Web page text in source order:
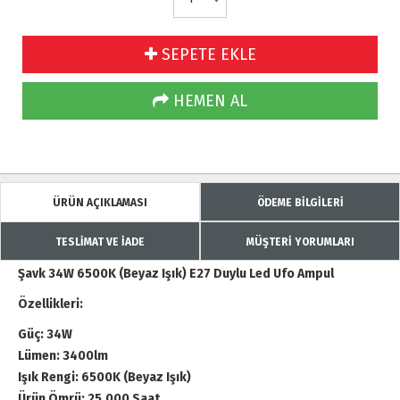
SEPETE EKLE
HEMEN AL
ÜRÜN AÇIKLAMASI ÖDEME BİLGİLERİ
TESLİMAT VE İADE MÜŞTERİ YORUMLARI
Şavk 34W 6500K (Beyaz Işık) E27 Duylu Led Ufo Ampul
Özellikleri:
Güç: 34W
Lümen: 3400lm
Işık Rengi: 6500K (Beyaz Işık)